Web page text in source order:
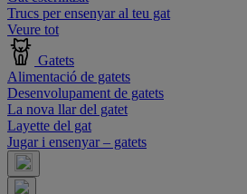
Trucs per ensenyar al teu gat
Veure tot
Gatets
Alimentació de gatets
Desenvolupament de gatets
La nova llar del gatet
Layette del gat
Jugar i ensenyar – gatets